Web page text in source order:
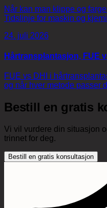
Når kan man klippe og
Tidslinje for maskin og
24. juli 2026
Hårtransplantasjon, FUE
FUE vs DHI i
og når hver metode passer
Bestill en gratis
Vi vil vurdere din situasjon
trinnet for deg.
Bestill en gratis konsultasjon